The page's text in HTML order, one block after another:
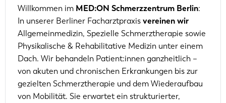
Willkommen im MED:ON Schmerzzentrum Berlin:
In unserer Berliner Facharztpraxis vereinen wir
Allgemeinmedizin, Spezielle Schmerztherapie sowie
Physikalische & Rehabilitative Medizin unter einem
Dach. Wir behandeln Patient:innen ganzheitlich –
von akuten und chronischen Erkrankungen bis zur
gezielten Schmerztherapie und dem Wiederaufbau
von Mobilität. Sie erwartet ein strukturierter,